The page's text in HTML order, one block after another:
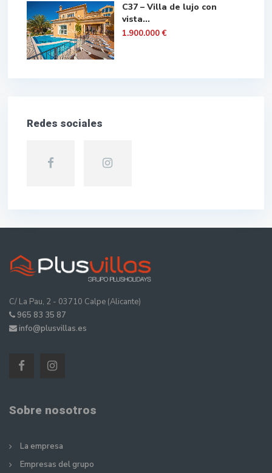
C37 – Villa de lujo con
vista...
1.900.000 €
Redes sociales
C/ La Pau, 2 - 03710 Calpe (Alicante)
965 83 35 87
info@plusvillas.es
Sobre nosotros
La empresa
Empresas del grupo